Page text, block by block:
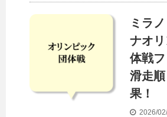
ミラ
ナオ
体戦
滑走
果！
2026/